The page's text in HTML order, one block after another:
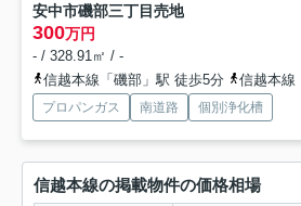
安中市磯部三丁目売地
300万円
- / 328.91㎡ / -
信越本線「磯部」駅 徒歩5分
信越本線
プロパンガス 南道路 個別浄化槽
信越本線の掲載物件の価格相場